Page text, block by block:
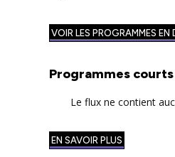
VOIR LES PROGRAMMES EN
Programmes courts
Le flux ne contient
EN SAVOIR PLUS